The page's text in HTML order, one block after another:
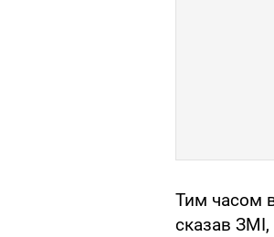
Тим часом
сказав